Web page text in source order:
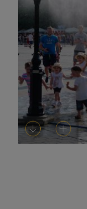
DescargarAñadir al carrito